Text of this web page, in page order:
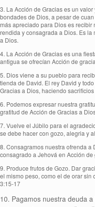
3. La Acción de Gracias es un
bondades de Dios, a pesar de
más apreciado para Dios es
rendida y consagrada a Dios. Es
a Dios.
4. La Acción de Gracias es una
antigua se ofrecían Acción de
5. Dios viene a su pueblo para
tienda de David. El rey David y
Gracias a Dios, haciendo
6. Podemos expresar nuestra
gratitud de Acción de Gracias a
7. Vuelve el Júbilo para el
se debe hacer con gozo, alegria y
8. Consagramos nuestra ofrenda
consagrado a Jehová en Acción
9. Produce frutos de Gozo. Dar
el mismo peso, como el de orar sin
3:15-17
10. Pagamos nuestra deuda